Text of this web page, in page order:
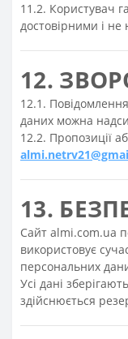
11.2. Користувач
достовірними і не
12.
12.1.
даних можна
12.2. Пропозиції
13.
Сайт almi.com.ua
використовує
персональних
Усі дані
здійснюється